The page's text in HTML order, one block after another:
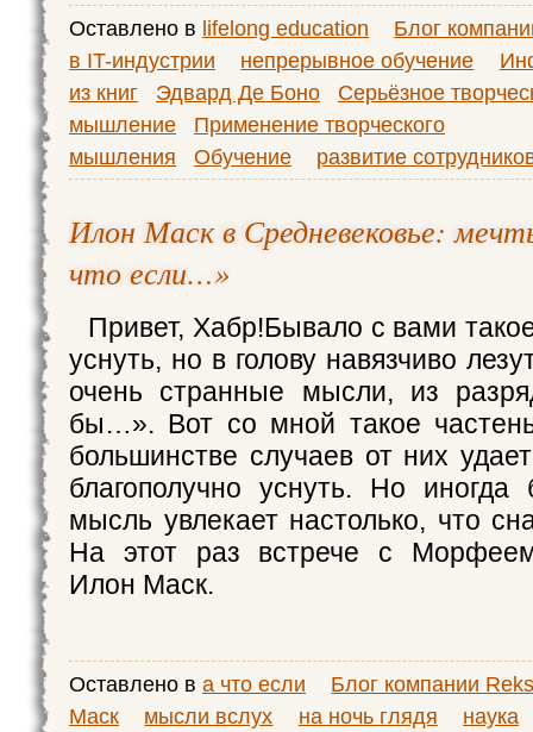
Оставлено в lifelong education
Блог
в IT-индустрии
непрерывное обучение
из книг
Эдвард Де Боно
Серьёзное
мышление
Применение творческого
мышления
Обучение развитие
Илон Маск в Средневековье:
что если…»
Привет, Хабр!Бывало с вами
уснуть, но в голову навязчиво
очень странные мысли, из
бы…». Вот со мной такое
большинстве случаев от них
благополучно уснуть. Но иногда
мысль увлекает настолько, что
На этот раз встрече с Морфеем
Илон Маск.
Оставлено в а что если
Блог компании
Маск
мысли вслух на ночь глядя
наука